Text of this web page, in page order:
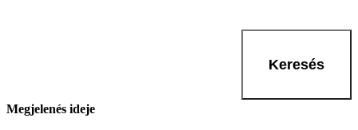
Keresés
Megjelenés ideje